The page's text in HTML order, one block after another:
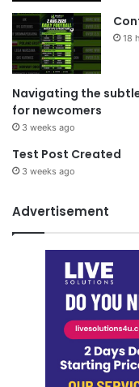
18
Navigating the
for newcomers
3 weeks ago
Test Post Created
3 weeks ago
Advertisement